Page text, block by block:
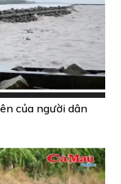
của người dân